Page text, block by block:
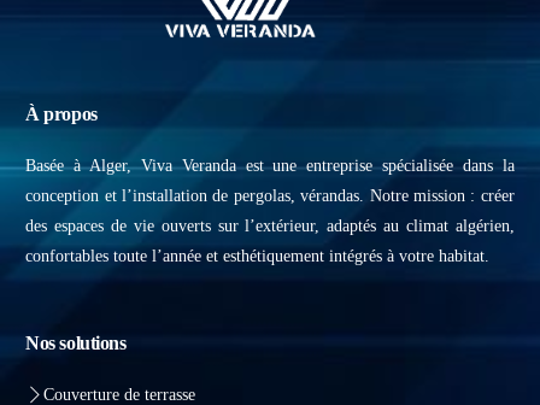
À propos
Basée à Alger, Viva Veranda est une entreprise spécialisée dans la
conception et l’installation de pergolas, vérandas. Notre mission : créer
des espaces de vie ouverts sur l’extérieur, adaptés au climat algérien,
confortables toute l’année et esthétiquement intégrés à votre habitat.
Nos solutions
Couverture de terrasse